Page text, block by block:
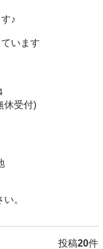
♪
います
受付)
投稿20件